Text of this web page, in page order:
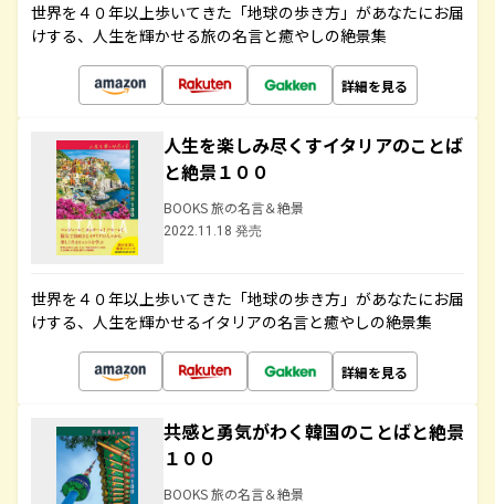
世界を４０年以上歩いてきた「地球の歩き方」があなたにお届
けする、人生を輝かせる旅の名言と癒やしの絶景集
詳細を見る
人生を楽しみ尽くすイタリアのことば
と絶景１００
BOOKS 旅の名言＆絶景
2022.11.18 発売
世界を４０年以上歩いてきた「地球の歩き方」があなたにお届
けする、人生を輝かせるイタリアの名言と癒やしの絶景集
詳細を見る
共感と勇気がわく韓国のことばと絶景
１００
BOOKS 旅の名言＆絶景